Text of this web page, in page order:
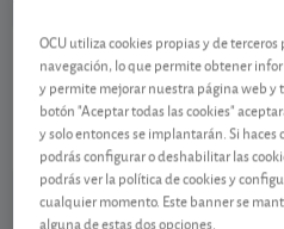
BCP
PTBCP0AM0015
07/08/2026 Lisboa
OCU utiliza cookies propias y de
navegación, lo que permite obtener
y permite mejorar nuestra página web y
botón "Aceptar todas las cookies"
y solo entonces se implantarán. Si
podrás configurar o deshabilitar las
podrás ver la política de cookies y
cualquier momento. Este banner se
alguna de estas dos opciones.